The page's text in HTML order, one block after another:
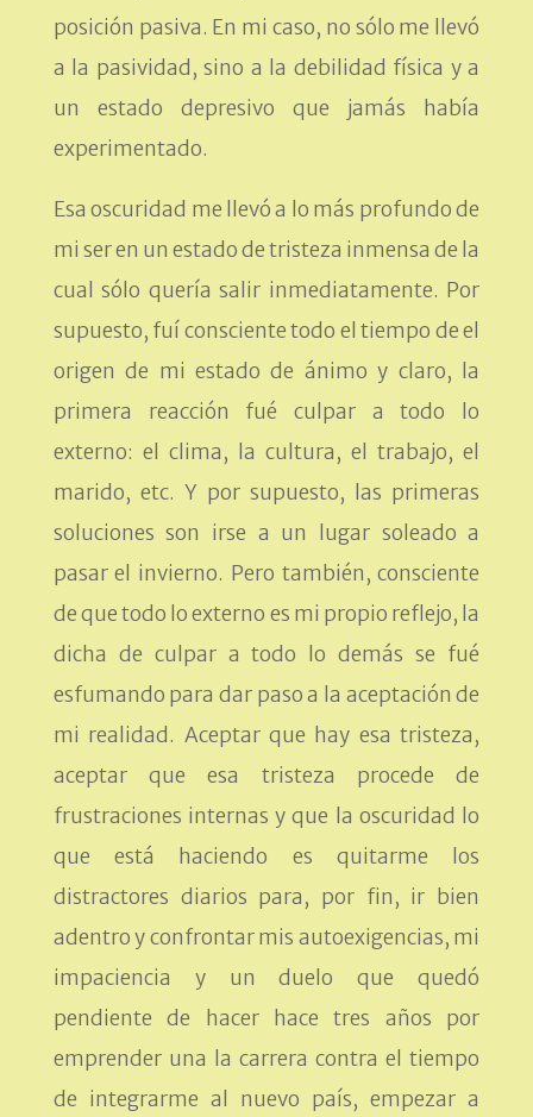
posición pasiva. En mi caso, no sólo me llevó
a la pasividad, sino a la debilidad física y a
un estado depresivo que jamás había
experimentado.
Esa oscuridad me llevó a lo más profundo de
mi ser en un estado de tristeza inmensa de la
cual sólo quería salir inmediatamente. Por
supuesto, fuí consciente todo el tiempo de el
origen de mi estado de ánimo y claro, la
primera reacción fué culpar a todo lo
externo: el clima, la cultura, el trabajo, el
marido, etc. Y por supuesto, las primeras
soluciones son irse a un lugar soleado a
pasar el invierno. Pero también, consciente
de que todo lo externo es mi propio reflejo, la
dicha de culpar a todo lo demás se fué
esfumando para dar paso a la aceptación de
mi realidad. Aceptar que hay esa tristeza,
aceptar que esa tristeza procede de
frustraciones internas y que la oscuridad lo
que está haciendo es quitarme los
distractores diarios para, por fin, ir bien
adentro y confrontar mis autoexigencias, mi
impaciencia y un duelo que quedó
pendiente de hacer hace tres años por
emprender una la carrera contra el tiempo
de integrarme al nuevo país, empezar a